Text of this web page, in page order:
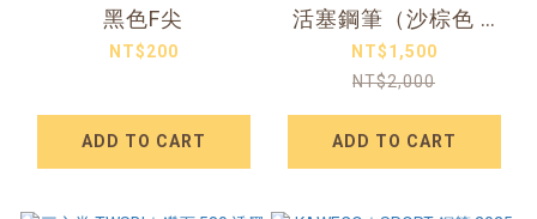
黑色F尖
NT$200
ADD TO CART
活塞鋼筆（沙棕色 &
古銅）
NT$1,500
NT$2,000
ADD TO CART